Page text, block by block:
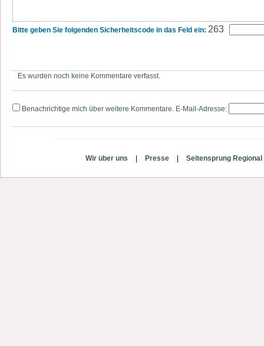
Bitte geben Sie folgenden Sicherheitscode in das Feld ein: 263
Es wurden noch keine Kommentare verfasst.
Benachrichtige mich über weitere Kommentare. E-Mail-Adresse:
Wir über uns Presse Seitensprung Regional